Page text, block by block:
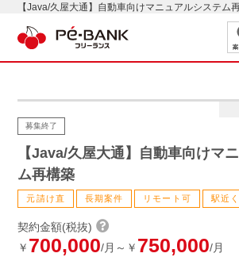
【Java/久屋大通】自動車向けマニュアルシステム
募集終了
【Java/久屋大通】自動車向けマ
ム再構築
元請け直 長期案件 リモート可 駅近く
契約金額(税抜)
￥ 700,000/月～￥ 750,000/月